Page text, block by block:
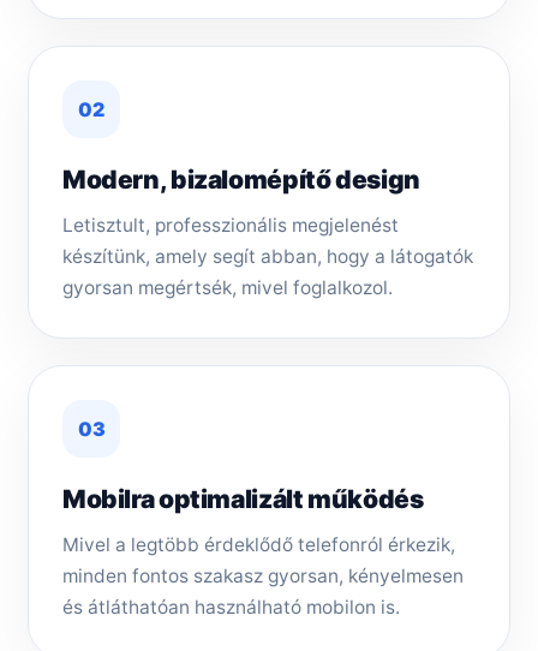
02
Modern, bizalomépítő design
Letisztult, professzionális megjelenést
készítünk, amely segít abban, hogy a látogatók
gyorsan megértsék, mivel foglalkozol.
03
Mobilra optimalizált működés
Mivel a legtöbb érdeklődő telefonról érkezik,
minden fontos szakasz gyorsan, kényelmesen
és átláthatóan használható mobilon is.